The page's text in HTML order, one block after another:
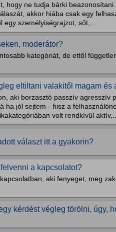
hogy ne tudja bárki
akkor hiába csak egy
egy személyiségrajzot, sőt,...
moderátor?
kategóriát, de ettől
eltiltani valakitől magam és
aki borzasztó passzív agresszív
ha jól sejtem - hisz a
volt rendkívül
választ itt a gyakorin?
a kapcsolatot?
aki fenyeget, meg
kérdést végleg törölni, úgy,